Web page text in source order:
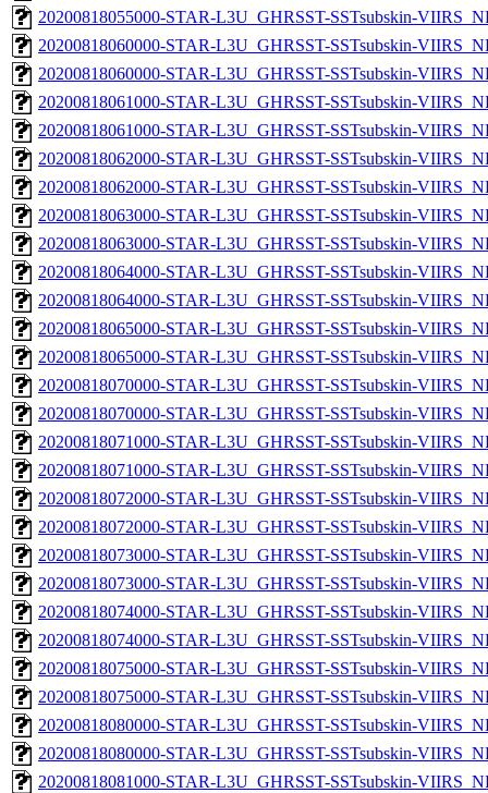
20200818055000-STAR-L3U_GHRSST-SSTsubskin-
20200818060000-STAR-L3U_GHRSST-SSTsubskin-
20200818060000-STAR-L3U_GHRSST-SSTsubskin-
20200818061000-STAR-L3U_GHRSST-SSTsubskin-
20200818061000-STAR-L3U_GHRSST-SSTsubskin-
20200818062000-STAR-L3U_GHRSST-SSTsubskin-
20200818062000-STAR-L3U_GHRSST-SSTsubskin-
20200818063000-STAR-L3U_GHRSST-SSTsubskin-
20200818063000-STAR-L3U_GHRSST-SSTsubskin-
20200818064000-STAR-L3U_GHRSST-SSTsubskin-
20200818064000-STAR-L3U_GHRSST-SSTsubskin-
20200818065000-STAR-L3U_GHRSST-SSTsubskin-
20200818065000-STAR-L3U_GHRSST-SSTsubskin-
20200818070000-STAR-L3U_GHRSST-SSTsubskin-
20200818070000-STAR-L3U_GHRSST-SSTsubskin-
20200818071000-STAR-L3U_GHRSST-SSTsubskin-
20200818071000-STAR-L3U_GHRSST-SSTsubskin-
20200818072000-STAR-L3U_GHRSST-SSTsubskin-
20200818072000-STAR-L3U_GHRSST-SSTsubskin-
20200818073000-STAR-L3U_GHRSST-SSTsubskin-
20200818073000-STAR-L3U_GHRSST-SSTsubskin-
20200818074000-STAR-L3U_GHRSST-SSTsubskin-
20200818074000-STAR-L3U_GHRSST-SSTsubskin-
20200818075000-STAR-L3U_GHRSST-SSTsubskin-
20200818075000-STAR-L3U_GHRSST-SSTsubskin-
20200818080000-STAR-L3U_GHRSST-SSTsubskin-
20200818080000-STAR-L3U_GHRSST-SSTsubskin-
20200818081000-STAR-L3U_GHRSST-SSTsubskin-